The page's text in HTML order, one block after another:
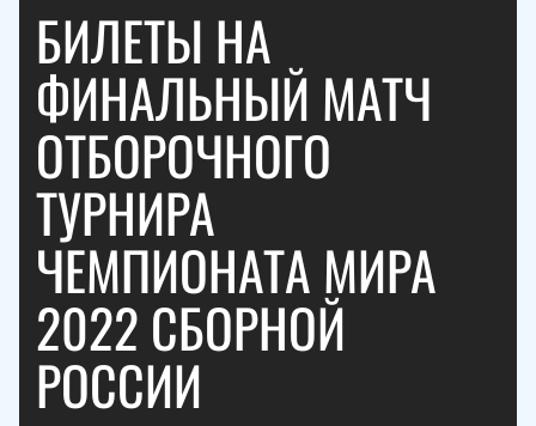
БИЛЕТЫ НА
ФИНАЛЬНЫЙ МАТЧ
ОТБОРОЧНОГО
ТУРНИРА
ЧЕМПИОНАТА МИРА
2022 СБОРНОЙ
РОССИИ